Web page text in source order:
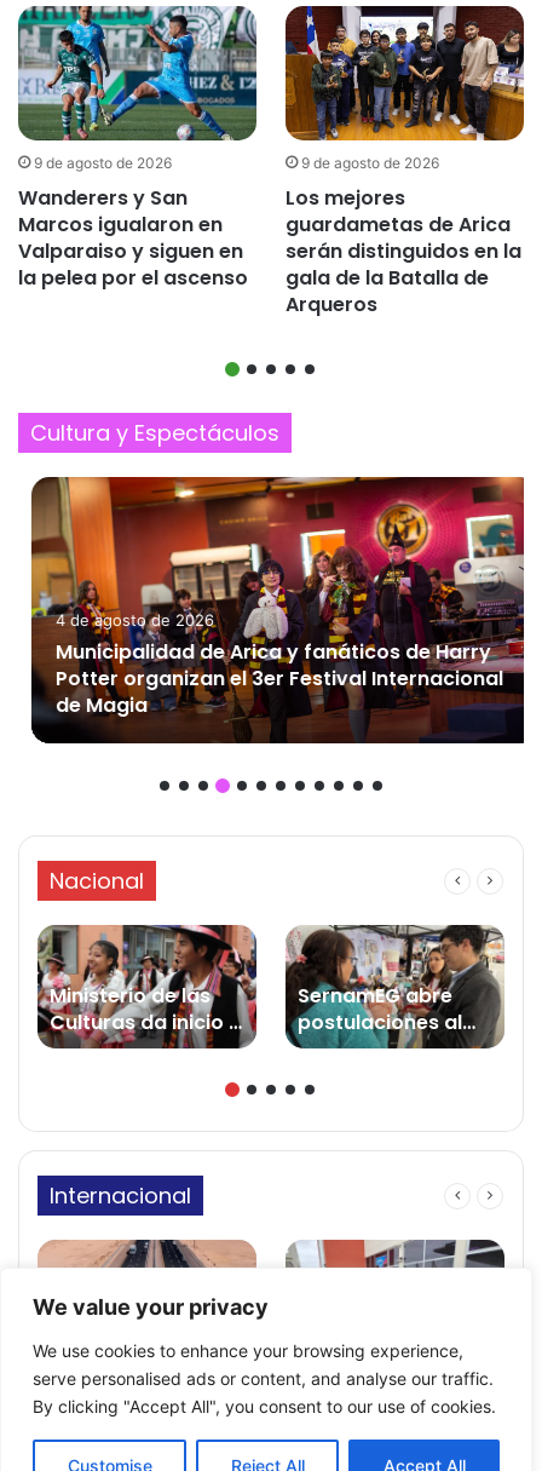
We value your privacy
We use cookies to enhance your browsing experience,
serve personalised ads or content, and analyse our traffic.
By clicking "Accept All", you consent to our use of cookies.
Customise Reject All Accept All
9 de agosto de 2026
Wanderers y San
Marcos igualaron en
Valparaiso y siguen en
la pelea por el ascenso
9 de agosto de 2026
Los mejores
guardametas de Arica
serán distinguidos en la
gala de la Batalla de
Arqueros
Cultura y Espectáculos
4 de agosto de 2026
Municipalidad de Arica y fanáticos de Harry
Potter organizan el 3er Festival Internacional
de Magia
Nacional
Ministerio de las
Culturas da inicio a
la convocatoria
2026 del Fondo del
Patrimonio Cultural
SernamEG abre
postulaciones al
Fondo para la
2026
Internacional
Firman convenio
para construir
doble vía en la
carretera desde el
complejo Santa
Rosa hasta Zofra
control biométrico
en el complejo
fronterizo Santa
Rosa